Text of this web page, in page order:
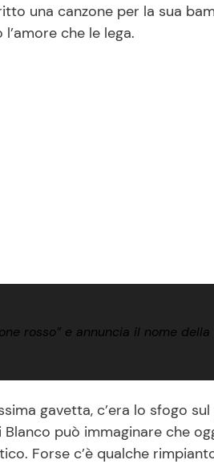
una canzone per la sua
che le lega.
rosso” e annuncia il nome
gavetta, c’era lo sfogo
può immaginare che
Forse c’è qualche